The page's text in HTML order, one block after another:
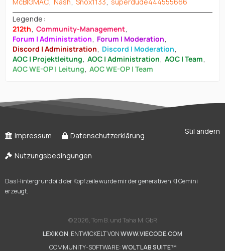
Legende
212th Community-Management
Forum | Administration
Forum | Moderation
Discord | Administration
Discord | Moderation
AOC | Projektleitung AOC | Administration AOC | Team
AOC WE-OP | Leitung AOC WE-OP | Team
Stil ändern
Impressum Datenschutzerklärung
Nutzungsbedingungen
Das Hintergrundbild der Kopfzeile wurde mir der generativen KI Gemini
erzeugt.
©2026, Tom B. und Taha M. GbR
LEXIKON, ENTWICKELT VONWWW.VIECODE.COM
COMMUNITY-SOFTWARE:WOLTLAB SUITE™